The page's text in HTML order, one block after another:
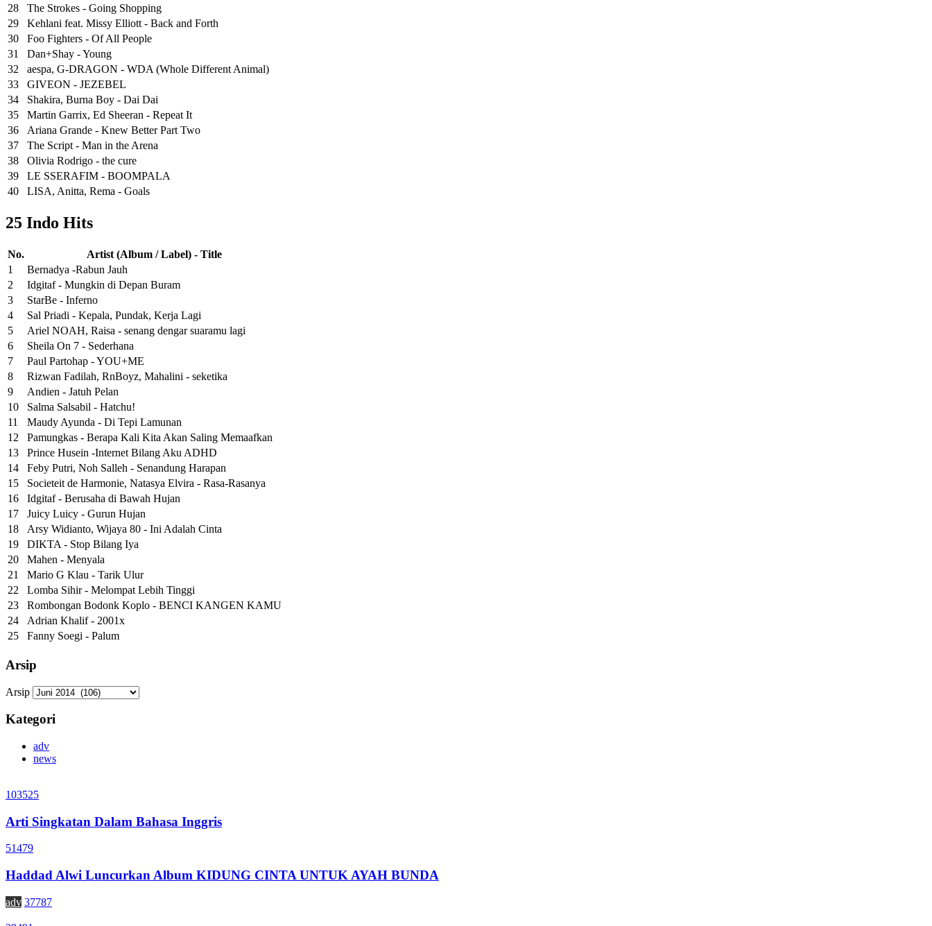
28
The Strokes - Going Shopping
29
Kehlani feat. Missy Elliott - Back and Forth
30
Foo Fighters - Of All People
31
Dan+Shay - Young
32
aespa, G-DRAGON - WDA (Whole Different Animal)
33
GIVEON - JEZEBEL
34
Shakira, Burna Boy - Dai Dai
35
Martin Garrix, Ed Sheeran - Repeat It
36
Ariana Grande - Knew Better Part Two
37
The Script - Man in the Arena
38
Olivia Rodrigo - the cure
39
LE SSERAFIM - BOOMPALA
40
LISA, Anitta, Rema - Goals
25 Indo Hits
No.
Artist (Album / Label) - Title
1
Bernadya -Rabun Jauh
2
Idgitaf - Mungkin di Depan Buram
3
StarBe - Inferno
4
Sal Priadi - Kepala, Pundak, Kerja Lagi
5
Ariel NOAH, Raisa - senang dengar suaramu lagi
6
Sheila On 7 - Sederhana
7
Paul Partohap - YOU+ME
8
Rizwan Fadilah, RnBoyz, Mahalini - seketika
9
Andien - Jatuh Pelan
10
Salma Salsabil - Hatchu!
11
Maudy Ayunda - Di Tepi Lamunan
12
Pamungkas - Berapa Kali Kita Akan Saling Memaafkan
13
Prince Husein -Internet Bilang Aku ADHD
14
Feby Putri, Noh Salleh - Senandung Harapan
15
Societeit de Harmonie, Natasya Elvira - Rasa-Rasanya
16
Idgitaf - Berusaha di Bawah Hujan
17
Juicy Luicy - Gurun Hujan
18
Arsy Widianto, Wijaya 80 - Ini Adalah Cinta
19
DIKTA - Stop Bilang Iya
20
Mahen - Menyala
21
Mario G Klau - Tarik Ulur
22
Lomba Sihir - Melompat Lebih Tinggi
23
Rombongan Bodonk Koplo - BENCI KANGEN KAMU
24
Adrian Khalif - 2001x
25
Fanny Soegi - Palum
Arsip
Arsip
Kategori
adv
news
103525
Arti Singkatan Dalam Bahasa Inggris
51479
Haddad Alwi Luncurkan Album KIDUNG CINTA UNTUK AYAH BUNDA
adv 37787